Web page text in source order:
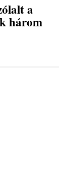
a
három